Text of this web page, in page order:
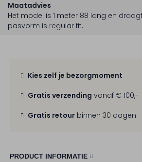
Maatadvies
Het model is 1 meter 88 lang en
pasvorm is regular fit.
Kies zelf je bezorgmoment
Gratis verzending vanaf € 100,-
Gratis retour binnen 30 dagen
PRODUCT INFORMATIE